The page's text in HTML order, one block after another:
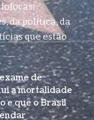
da política, da
que estão
de
a mortalidade
e que o Brasil